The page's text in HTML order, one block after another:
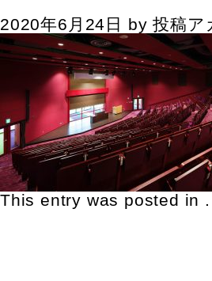
2020年6月24日 by投稿ア
This entry was posted in